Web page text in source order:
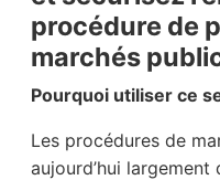
procédure de
marchés
Pourquoi utiliser ce
Les procédures de
aujourd’hui largement